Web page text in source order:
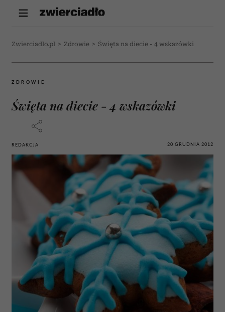
Zwierciadlo.pl > Zdrowie > Święta na diecie - 4 wskazówki
ZDROWIE
Święta na diecie - 4 wskazówki
REDAKCJA 20 GRUDNIA 2012